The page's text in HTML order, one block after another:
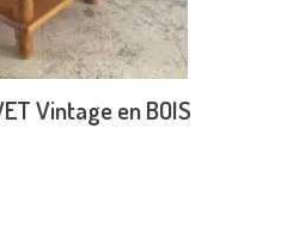
Vintage en BOIS